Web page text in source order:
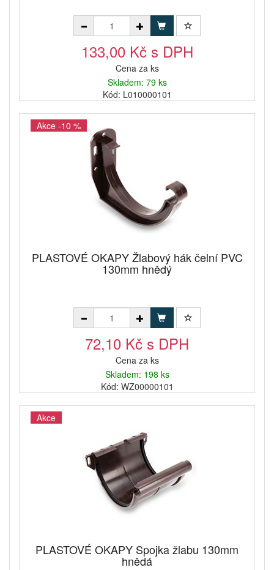
133,00 Kč s DPH
Cena za ks
Skladem: 79 ks
Kód: L010000101
Akce -10 %
PLASTOVÉ OKAPY Žlabový hák čelní PVC
130mm hnědý
72,10 Kč s DPH
Cena za ks
Skladem: 198 ks
Kód: WZ00000101
Akce
PLASTOVÉ OKAPY Spojka žlabu 130mm
hnědá